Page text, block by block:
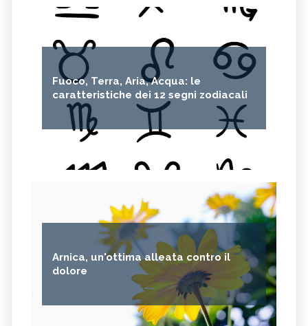
Fuoco, Terra, Aria, Acqua: le
caratteristiche dei 12 segni zodiacali
Arnica, un'ottima alleata contro il
dolore